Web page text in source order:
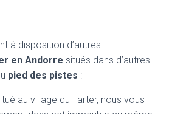
à disposition d’autres
en Andorre situés dans d’autres
pied des pistes :
au village du Tarter, nous vous